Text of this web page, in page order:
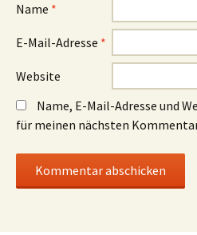
Name *
E-Mail-Adresse *
Website
Name, E-Mail-Adresse und
für meinen nächsten